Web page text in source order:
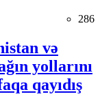
286
və
yollarını
qayıdış